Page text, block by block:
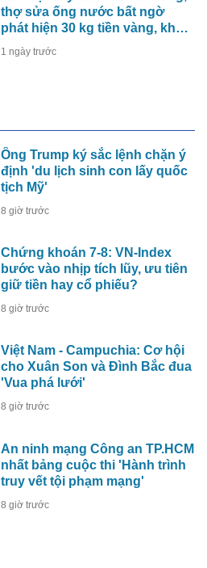
thợ sửa ống nước bất ngờ
phát hiện 30 kg tiền vàng, khu
vực lập tức bị phong tỏa
1 ngày trước
Ông Trump ký sắc lệnh chặn ý
định 'du lịch sinh con lấy quốc
tịch Mỹ'
8 giờ trước
Chứng khoán 7-8: VN-Index
bước vào nhịp tích lũy, ưu tiên
giữ tiền hay cổ phiếu?
8 giờ trước
Việt Nam - Campuchia: Cơ hội
cho Xuân Son và Đình Bắc đua
'Vua phá lưới'
8 giờ trước
An ninh mạng Công an TP.HCM
nhất bảng cuộc thi 'Hành trình
truy vết tội phạm mạng'
8 giờ trước